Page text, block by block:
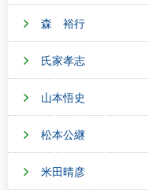
森 裕行
氏家孝志
山本悟史
松本公継
米田晴彦